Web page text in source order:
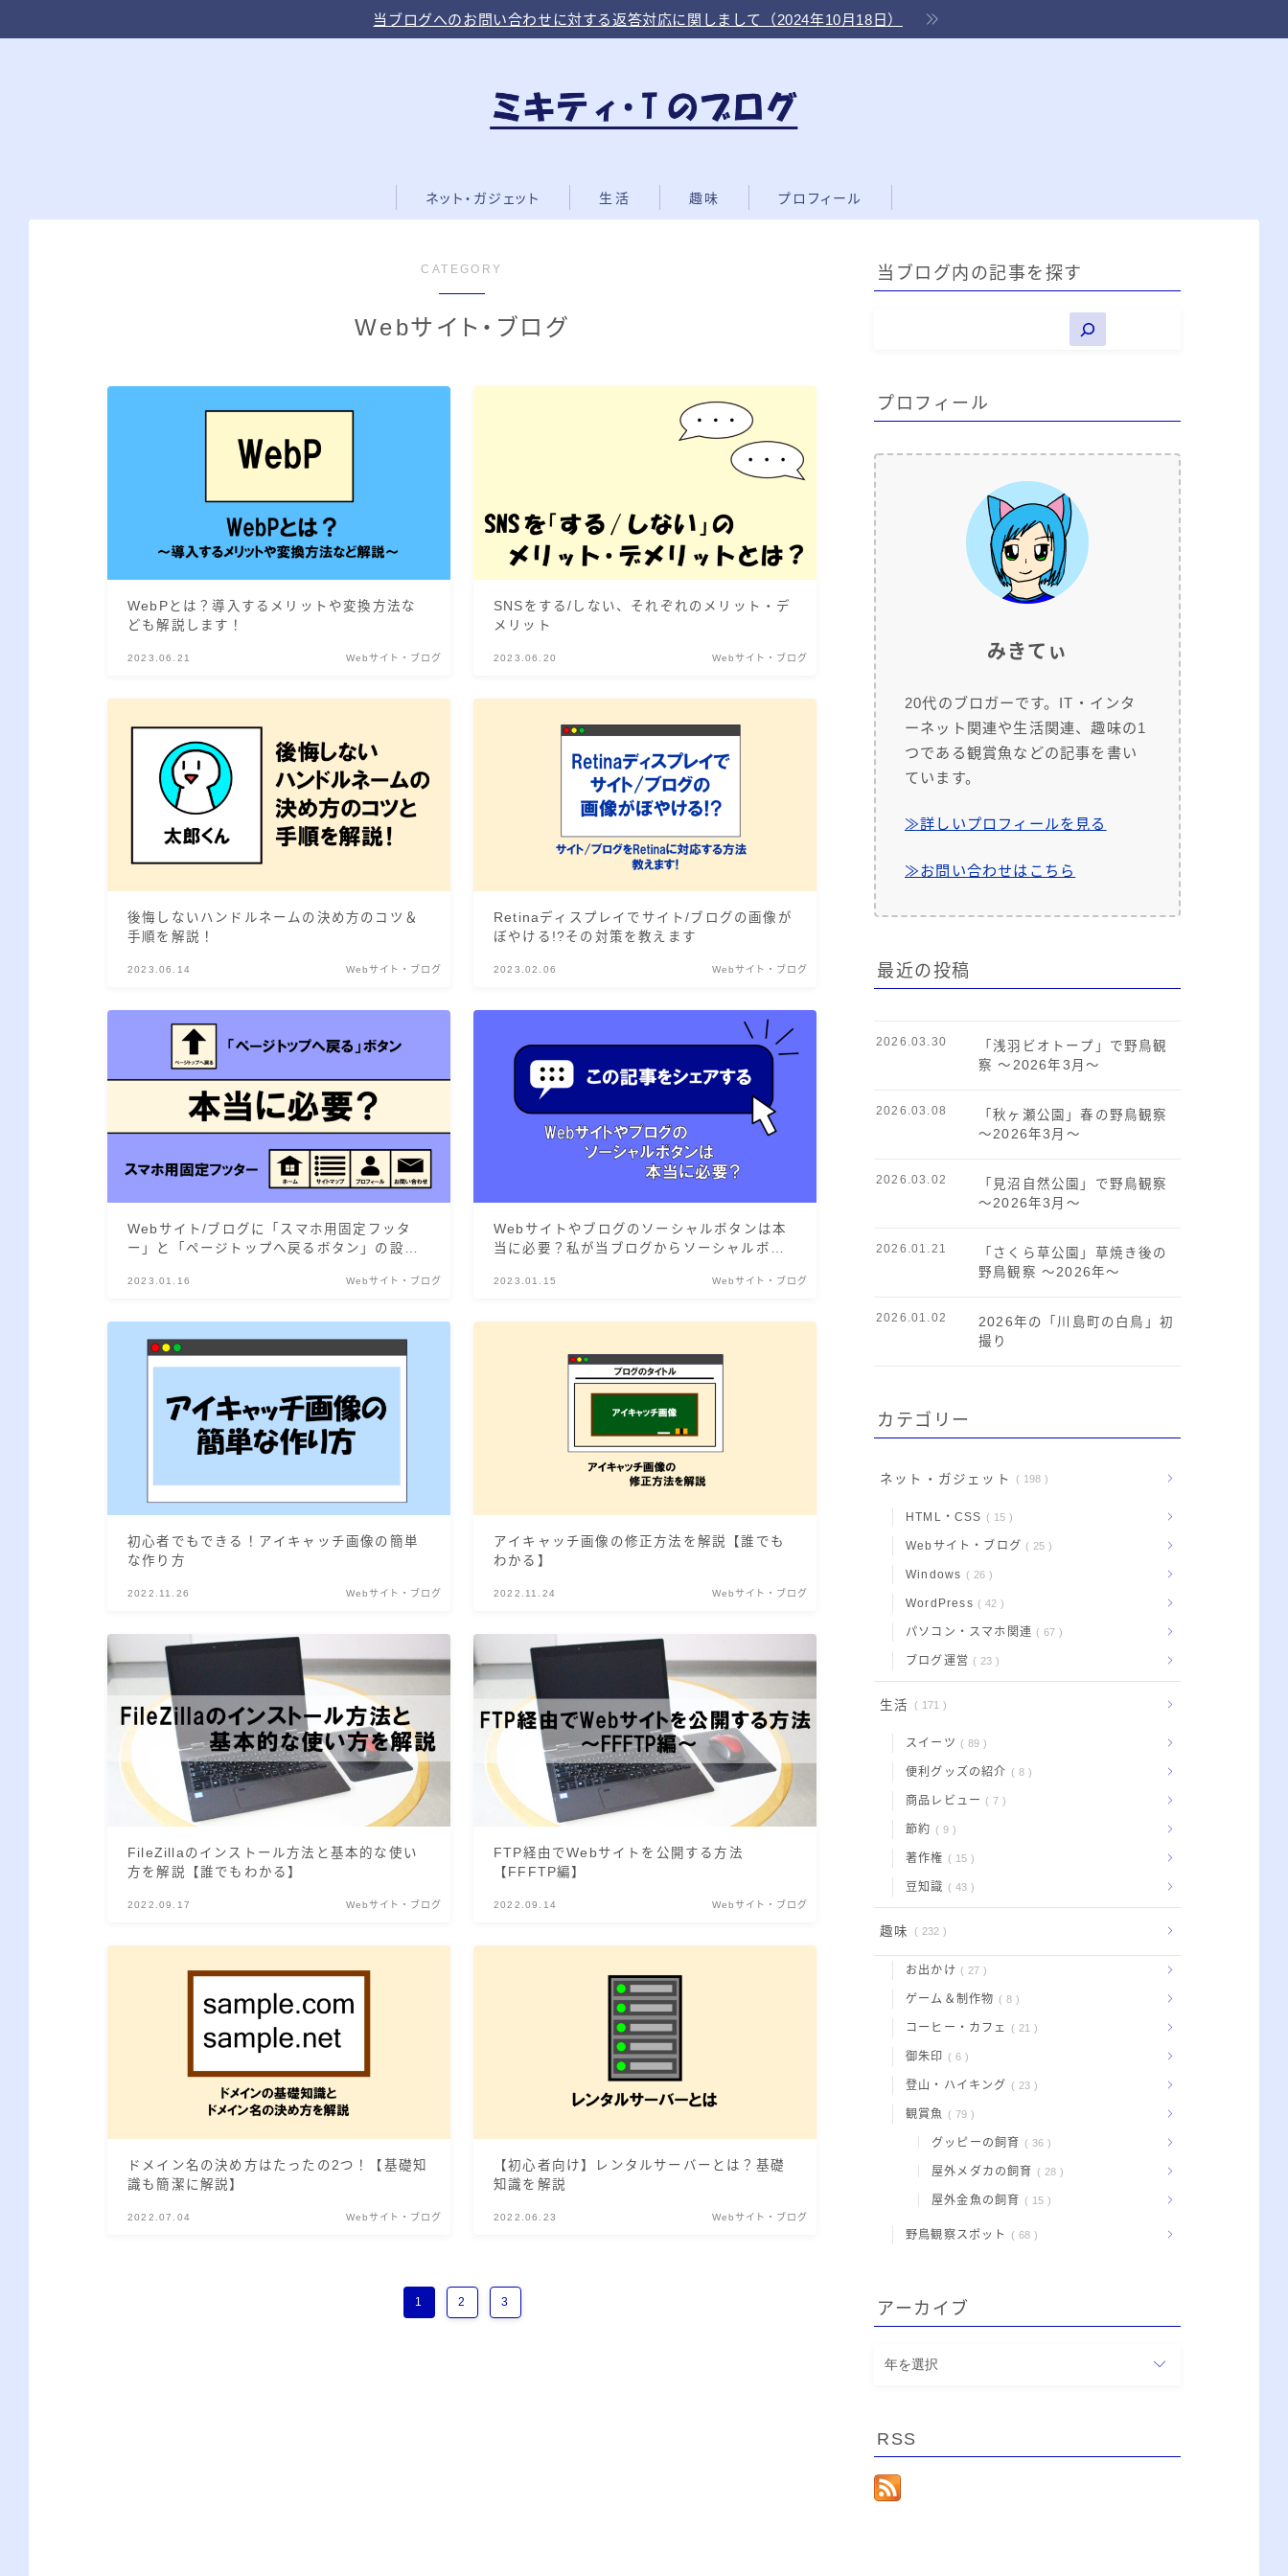
当ブログへのお問い合わせに対する返答対応に関しまして（2024年10月18日）
ネット・ガジェット 生活 趣味 プロフィール
CATEGORY
Webサイト・ブログ
WebPとは？導入するメリットや変換方法な
ども解説します！
2023.06.21 Webサイト・ブログ
SNSをする/しない、それぞれのメリット・デ
メリット
2023.06.20 Webサイト・ブログ
後悔しないハンドルネームの決め方のコツ＆
手順を解説！
2023.06.14 Webサイト・ブログ
Retinaディスプレイでサイト/ブログの画像が
ぼやける!?その対策を教えます
2023.02.06 Webサイト・ブログ
Webサイト/ブログに「スマホ用固定フッタ
ー」と「ページトップへ戻るボタン」の設置
2023.01.16 Webサイト・ブログ
Webサイトやブログのソーシャルボタンは本
当に必要？私が当ブログからソーシャルボタ
2023.01.15 Webサイト・ブログ
初心者でもできる！アイキャッチ画像の簡単
な作り方
2022.11.26 Webサイト・ブログ
アイキャッチ画像の修正方法を解説【誰でも
わかる】
2022.11.24 Webサイト・ブログ
FileZillaのインストール方法と基本的な使い
方を解説【誰でもわかる】
2022.09.17 Webサイト・ブログ
FTP経由でWebサイトを公開する方法
【FFFTP編】
2022.09.14 Webサイト・ブログ
ドメイン名の決め方はたったの2つ！【基礎知
識も簡潔に解説】
2022.07.04 Webサイト・ブログ
【初心者向け】レンタルサーバーとは？基礎
知識を解説
2022.06.23 Webサイト・ブログ
1 2 3
当ブログ内の記事を探す
プロフィール
みきてぃ
20代のブロガーです。IT・インタ
ーネット関連や生活関連、趣味の1
つである観賞魚などの記事を書い
ています。
≫詳しいプロフィールを見る
≫お問い合わせはこちら
最近の投稿
「浅羽ビオトープ」で野鳥観
察 ～2026年3月～
2026.03.30
「秋ヶ瀬公園」春の野鳥観察
～2026年3月～
2026.03.08
「見沼自然公園」で野鳥観察
～2026年3月～
2026.03.02
「さくら草公園」草焼き後の
野鳥観察 ～2026年～
2026.01.21
2026年の「川島町の白鳥」初
撮り
2026.01.02
カテゴリー
ネット・ガジェット 198
HTML・CSS 15
Webサイト・ブログ 25
Windows 26
WordPress 42
パソコン・スマホ関連 67
ブログ運営 23
生活 171
スイーツ 89
便利グッズの紹介 8
商品レビュー 7
節約 9
著作権 15
豆知識 43
趣味 232
お出かけ 27
ゲーム＆制作物 8
コーヒー・カフェ 21
御朱印 6
登山・ハイキング 23
観賞魚 79
グッピーの飼育 36
屋外メダカの飼育 28
屋外金魚の飼育 15
野鳥観察スポット 68
アーカイブ
ア
ブ
RSS